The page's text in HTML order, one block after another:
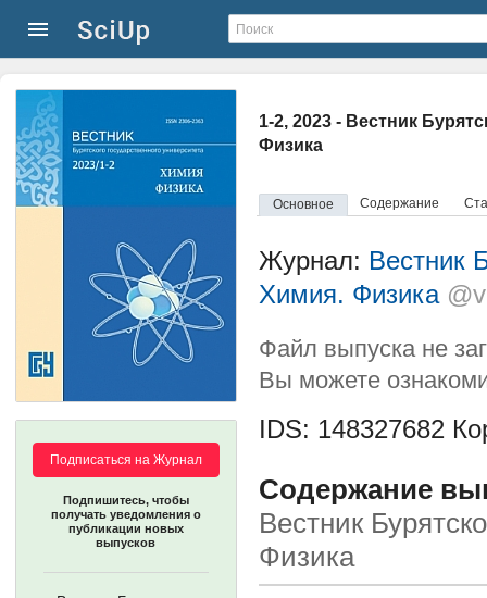
1-2, 2023 - Вестник
Физика
Основное Содержание
Подписаться на Журнал
Подпишитесь, чтобы
получать уведомления о
публикации новых
выпусков
Журнал: Вестник
Химия. Физика
Файл выпуска не
Вы можете
IDS: 148327682
Содержание
Вестник
Физика